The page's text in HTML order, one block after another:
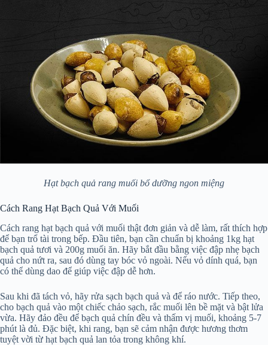
Hạt bạch quả rang muối bổ dưỡng ngon miệng
Cách Rang Hạt Bạch Quả Với Muối
Cách rang hạt bạch quả với muối thật đơn giản và dễ làm, rất thích hợp
để bạn trổ tài trong bếp. Đầu tiên, bạn cần chuẩn bị khoảng 1kg hạt
bạch quả tươi và 200g muối ăn. Hãy bắt đầu bằng việc đập nhẹ bạch
quả cho nứt ra, sau đó dùng tay bóc vỏ ngoài. Nếu vỏ dính quá, bạn
có thể dùng dao để giúp việc đập dễ hơn.
Sau khi đã tách vỏ, hãy rửa sạch bạch quả và để ráo nước. Tiếp theo,
cho bạch quả vào một chiếc chảo sạch, rắc muối lên bề mặt và bật lửa
vừa. Hãy đảo đều để bạch quả chín đều và thấm vị muối, khoảng 5-7
phút là đủ. Đặc biệt, khi rang, bạn sẽ cảm nhận được hương thơm
tuyệt vời từ hạt bạch quả lan tỏa trong không khí.